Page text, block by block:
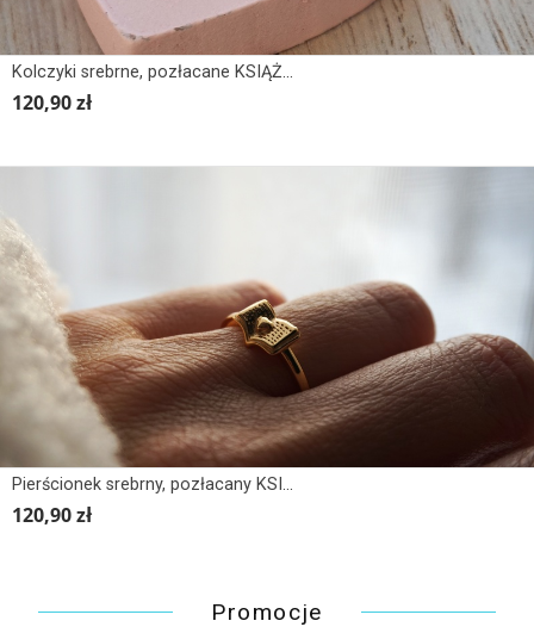
Kolczyki srebrne, pozłacane KSIĄŻKA Z SERCEM
120,90 zł
Pierścionek srebrny, pozłacany KSIĄŻKA Z SERCEM
120,90 zł
Promocje